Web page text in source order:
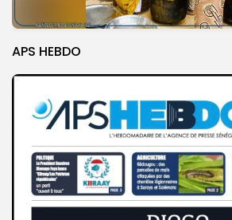
APS HEBDO